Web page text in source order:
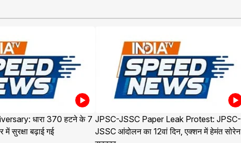
धारा 370 हटने के 7
सुरक्षा बढ़ाई गई
JPSC-JSSC Paper Leak Protest: JPSC-
JSSC आंदोलन का 12वां दिन, एक्शन में हेमंत सोरेन